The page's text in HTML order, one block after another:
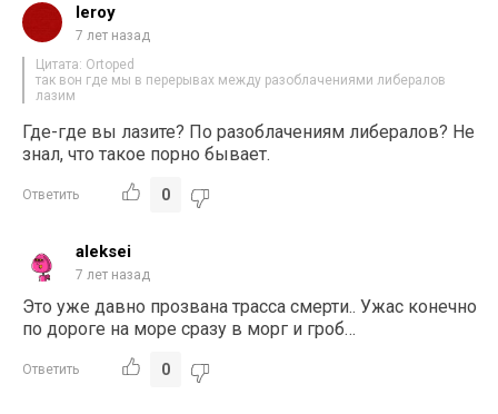
leroy
7 лет назад
Цитата: Ortoped
так вон где мы в перерывах между разоблачениями либералов
лазим
Где-где вы лазите? По разоблачениям либералов? Не
знал, что такое порно бывает.
Ответить 0
aleksei
7 лет назад
Это уже давно прозвана трасса смерти.. Ужас конечно
по дороге на море сразу в морг и гроб…
Ответить 0